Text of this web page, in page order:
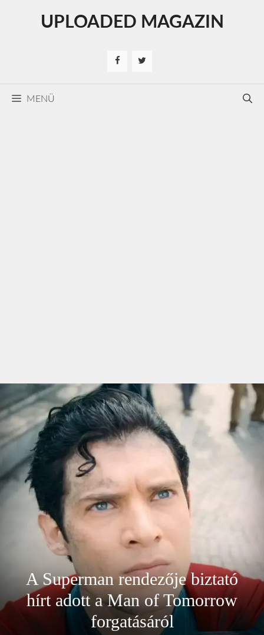
UPLOADED MAGAZIN
MENÜ
A Superman rendezője biztató
hírt adott a Man of Tomorrow
forgatásáról